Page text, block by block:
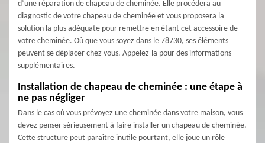
d’une réparation de chapeau de cheminée. Elle procédera au
diagnostic de votre chapeau de cheminée et vous proposera la
solution la plus adéquate pour remettre en étant cet accessoire de
votre cheminée. Où que vous soyez dans le 78730, ses éléments
peuvent se déplacer chez vous. Appelez-la pour des informations
supplémentaires.
Installation de chapeau de cheminée : une étape à
ne pas négliger
Dans le cas où vous prévoyez une cheminée dans votre maison, vous
devez penser sérieusement à faire installer un chapeau de cheminée.
Cette structure peut paraître inutile pourtant, elle joue un rôle